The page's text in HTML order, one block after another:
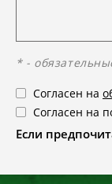
* -
Согласен на
Согласен на
Если